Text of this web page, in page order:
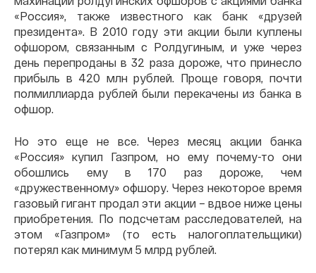
«Россия», также известного как банк «друзей
президента». В 2010 году эти акции были куплены
офшором, связанным с Ролдугиным, и уже через
день перепроданы в 32 раза дороже, что принесло
прибыль в 420 млн рублей. Проще говоря, почти
полмиллиарда рублей были перекачены из банка в
офшор.
Но это еще не все. Через месяц акции банка
«Россия» купил Газпром, но ему почему-то они
обошлись ему в 170 раз дороже, чем
«дружественному» офшору. Через некоторое время
газовый гигант продал эти акции – вдвое ниже цены
приобретения. По подсчетам расследователей, на
этом «Газпром» (то есть налогоплательщики)
потерял как минимум 5 млрд рублей.